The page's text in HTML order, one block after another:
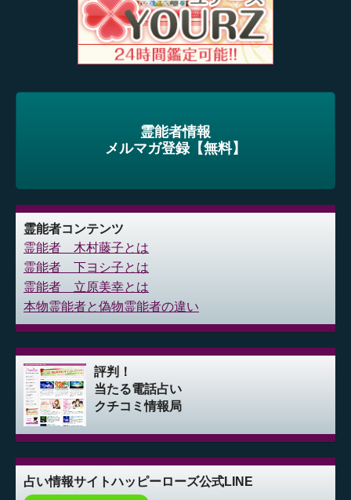
霊能者情報
メルマガ登録【無料】
霊能者コンテンツ
霊能者 木村藤子とは
霊能者 下ヨシ子とは
霊能者 立原美幸とは
本物霊能者と偽物霊能者の違い
評判！
当たる電話占い
クチコミ情報局
占い情報サイトハッピーローズ公式LINE